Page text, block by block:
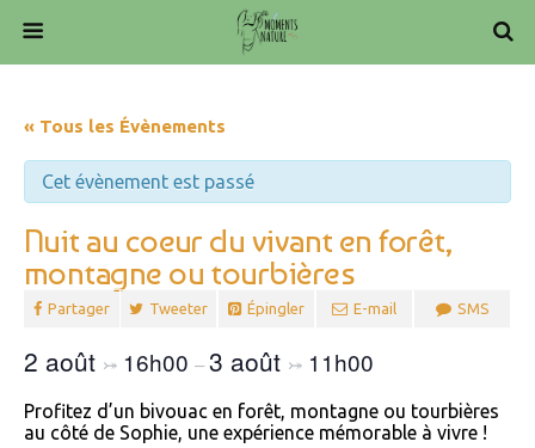
« Tous les Évènements
Cet évènement est passé
Nuit au coeur du vivant en forêt,
montagne ou tourbières
Partager Tweeter Épingler E-mail SMS
2 août ⤖ 16h00 –3 août ⤖ 11h00
Profitez d’un bivouac en forêt, montagne ou tourbières
au côté de Sophie, une expérience mémorable à vivre !